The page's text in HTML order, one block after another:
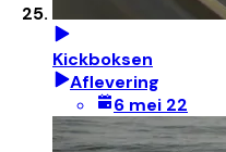
Kickboksen
Aflevering
6 mei 22